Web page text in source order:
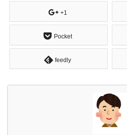
+1
Pocket
feedly